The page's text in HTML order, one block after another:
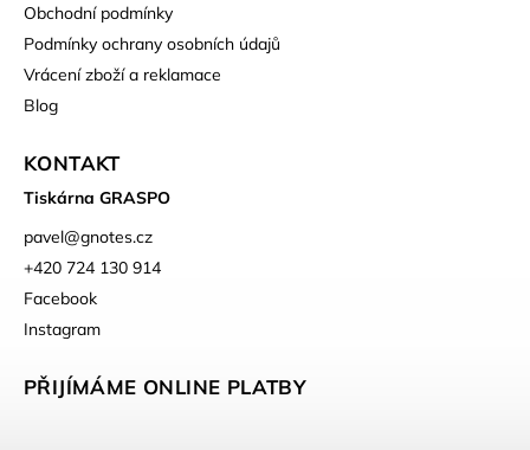
Obchodní podmínky
Podmínky ochrany osobních údajů
Vrácení zboží a reklamace
Blog
KONTAKT
Tiskárna GRASPO
pavel@gnotes.cz
+420 724 130 914
Facebook
Instagram
PŘIJÍMÁME ONLINE PLATBY